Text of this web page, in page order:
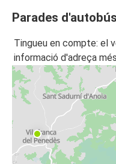
Parades
Tingueu en compte: el
informació d'adreça